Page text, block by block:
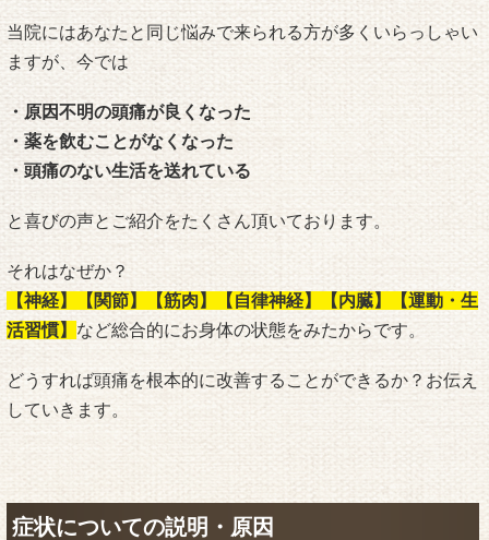
当院にはあなたと同じ悩みで来られる方が多くいらっしゃい
ますが、今では
・原因不明の頭痛が良くなった
・薬を飲むことがなくなった
・頭痛のない生活を送れている
と喜びの声とご紹介をたくさん頂いております。
それはなぜか？
【神経】【関節】【筋肉】【自律神経】【内臓】【運動・生
活習慣】 など総合的にお身体の状態をみたからです。
どうすれば頭痛を根本的に改善することができるか？お伝え
していきます。
症状についての説明・原因